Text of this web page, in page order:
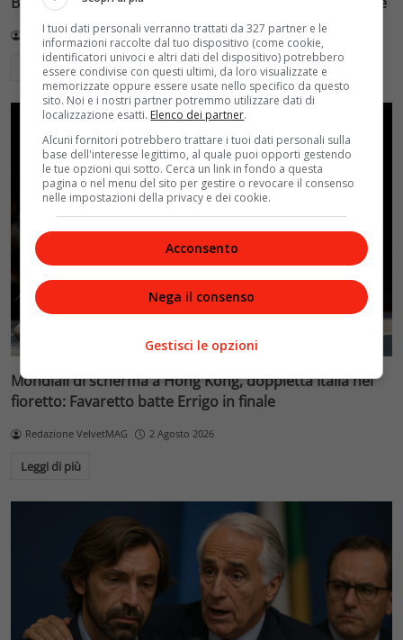
Redazione VelvetMAG 9 Agosto 2026
Leggi di più
Mondiali di scherma a Hong Kong, doppietta Italia nel
fioretto: Favaretto batte Errigo in finale
Redazione VelvetMAG 2 Agosto 2026
Leggi di più
I tuoi dati personali verranno trattati da 327 partner e le
informazioni raccolte dal tuo dispositivo (come cookie,
identificatori univoci e altri dati del dispositivo) potrebbero
essere condivise con questi ultimi, da loro visualizzate e
memorizzate oppure essere usate nello specifico da questo
sito. Noi e i nostri partner potremmo utilizzare dati di
localizzazione esatti. Elenco dei partner.
Alcuni fornitori potrebbero trattare i tuoi dati personali sulla
base dell'interesse legittimo, al quale puoi opporti gestendo
le tue opzioni qui sotto. Cerca un link in fondo a questa
pagina o nel menu del sito per gestire o revocare il consenso
nelle impostazioni della privacy e dei cookie.
Acconsento
Nega il consenso
Gestisci le opzioni